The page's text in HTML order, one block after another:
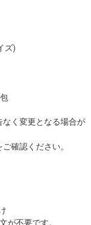
ズ)
く変更となる場合が
確認ください。
が不要です。